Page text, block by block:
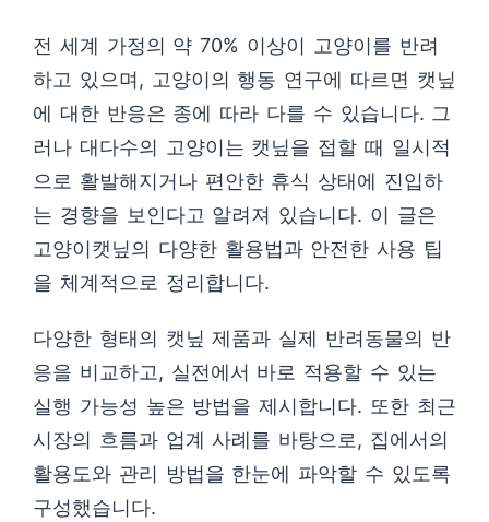
전 세계 가정의 약 70% 이상이 고양이를 반려
하고 있으며, 고양이의 행동 연구에 따르면 캣닢
에 대한 반응은 종에 따라 다를 수 있습니다. 그
러나 대다수의 고양이는 캣닢을 접할 때 일시적
으로 활발해지거나 편안한 휴식 상태에 진입하
는 경향을 보인다고 알려져 있습니다. 이 글은
고양이캣닢의 다양한 활용법과 안전한 사용 팁
을 체계적으로 정리합니다.
다양한 형태의 캣닢 제품과 실제 반려동물의 반
응을 비교하고, 실전에서 바로 적용할 수 있는
실행 가능성 높은 방법을 제시합니다. 또한 최근
시장의 흐름과 업계 사례를 바탕으로, 집에서의
활용도와 관리 방법을 한눈에 파악할 수 있도록
구성했습니다.